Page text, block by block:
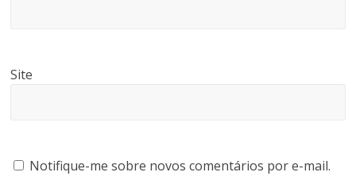
Site
Notifique-me sobre novos comentários por e-mail.